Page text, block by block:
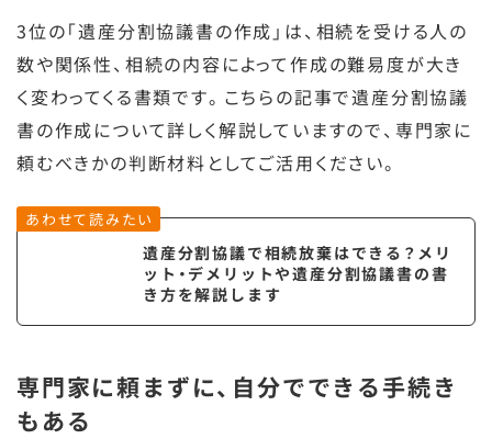
3位の「遺産分割協議書の作成」は、相続を受ける人の
数や関係性、相続の内容によって作成の難易度が大き
く変わってくる書類です。こちらの記事で遺産分割協議
書の作成について詳しく解説していますので、専門家に
頼むべきかの判断材料としてご活用ください。
あわせて読みたい
遺産分割協議で相続放棄はできる？メリ
ット・デメリットや遺産分割協議書の書
き方を解説します
専門家に頼まずに、自分でできる手続き
もある